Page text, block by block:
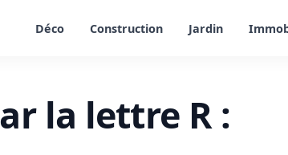
Déco Construction Jardin
la lettre R :